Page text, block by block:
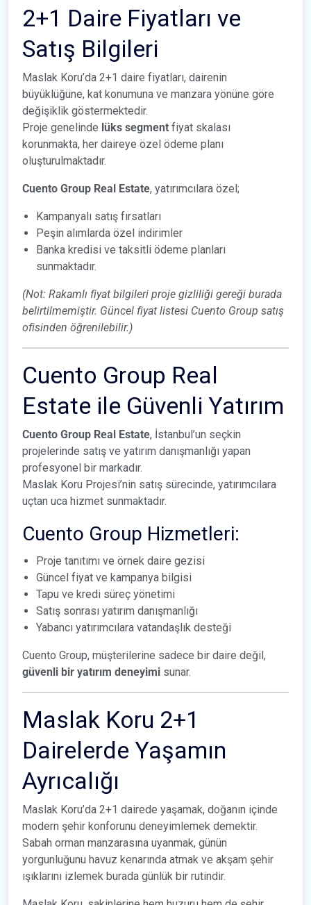
2+1 Daire Fiyatları ve
Satış Bilgileri
Maslak Koru’da 2+1 daire fiyatları, dairenin
büyüklüğüne, kat konumuna ve manzara yönüne göre
değişiklik göstermektedir.
Proje genelinde lüks segment fiyat skalası
korunmakta, her daireye özel ödeme planı
oluşturulmaktadır.
Cuento Group Real Estate, yatırımcılara özel;
Kampanyalı satış fırsatları
Peşin alımlarda özel indirimler
Banka kredisi ve taksitli ödeme planları
sunmaktadır.
(Not: Rakamlı fiyat bilgileri proje gizliliği gereği burada
belirtilmemiştir. Güncel fiyat listesi Cuento Group satış
ofisinden öğrenilebilir.)
Cuento Group Real
Estate ile Güvenli Yatırım
Cuento Group Real Estate, İstanbul’un seçkin
projelerinde satış ve yatırım danışmanlığı yapan
profesyonel bir markadır.
Maslak Koru Projesi’nin satış sürecinde, yatırımcılara
uçtan uca hizmet sunmaktadır.
Cuento Group Hizmetleri:
Proje tanıtımı ve örnek daire gezisi
Güncel fiyat ve kampanya bilgisi
Tapu ve kredi süreç yönetimi
Satış sonrası yatırım danışmanlığı
Yabancı yatırımcılara vatandaşlık desteği
Cuento Group, müşterilerine sadece bir daire değil,
güvenli bir yatırım deneyimi sunar.
Maslak Koru 2+1
Dairelerde Yaşamın
Ayrıcalığı
Maslak Koru’da 2+1 dairede yaşamak, doğanın içinde
modern şehir konforunu deneyimlemek demektir.
Sabah orman manzarasına uyanmak, günün
yorgunluğunu havuz kenarında atmak ve akşam şehir
ışıklarını izlemek burada günlük bir rutindir.